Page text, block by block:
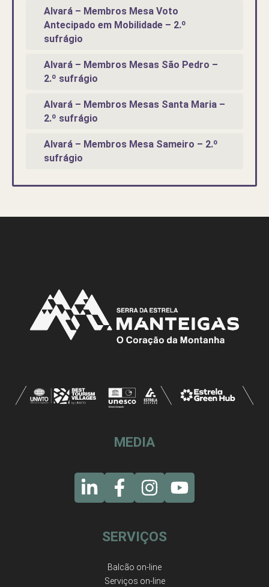
Alvará – Membros Mesa Voto
Antecipado em Mobilidade – 2.º
sufrágio
Alvará – Membros Mesas São Pedro –
2.º sufrágio
Alvará – Membros Mesas Santa Maria –
2.º sufrágio
Alvará – Membros Mesa Sameiro – 2.º
sufrágio
MEDIA
SERVIÇOS
Balcão on-line
Serviços on-line